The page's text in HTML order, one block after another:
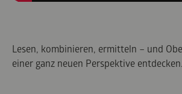
Lesen, kombinieren, ermitteln – und
einer ganz neuen Perspektive entdecken.